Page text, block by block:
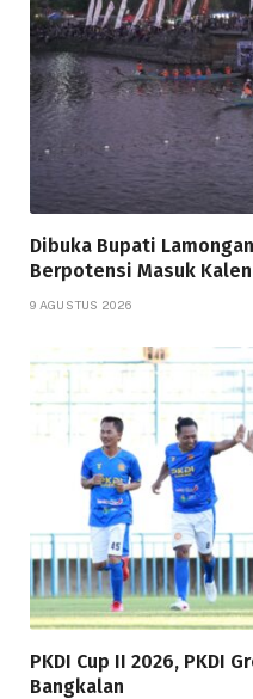
Dibuka Bupati
Berpotensi Masuk
9 AGUSTUS 2026
PKDI Cup II 2026, PKDI
Bangkalan